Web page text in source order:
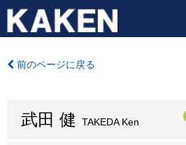
前のページに戻る
武田 健 TAKEDA Ken